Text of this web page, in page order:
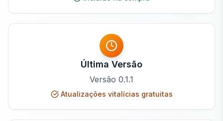
Última Versão
Versão 0.1.1
Atualizações vitalícias gratuitas